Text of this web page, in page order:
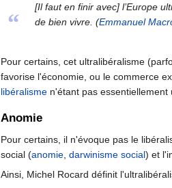
“
[Il faut en finir avec] l’Europe
de bien vivre. (Emmanuel
Pour certains, cet ultralibéralisme
favorise l'économie, ou le commerce
libéralisme n'étant pas
Anomie
Pour certains, il n'évoque pas le
social (anomie, darwinisme social) et
Ainsi, Michel Rocard définit